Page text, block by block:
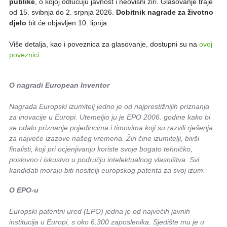
od 15. svibnja do 2. srpnja 2026. Dobitnik nagrade za životno
djelo bit će objavljen 10. lipnja.
Više detalja, kao i poveznica za glasovanje, dostupni su na ovoj
poveznici.
O nagradi European Inventor
Nagrada Europski izumitelj jedno je od najprestižnijih priznanja
za inovacije u Europi. Utemeljio ju je EPO 2006. godine kako bi
se odalo priznanje pojedincima i timovima koji su razvili rješenja
za najveće izazove našeg vremena. Žiri čine izumitelji, bivši
finalisti, koji pri ocjenjivanju koriste svoje bogato tehničko,
poslovno i iskustvo u području intelektualnog vlasništva. Svi
kandidati moraju biti nositelji europskog patenta za svoj izum.
O EPO-u
Europski patentni ured (EPO) jedna je od najvećih javnih
institucija u Europi, s oko 6.300 zaposlenika. Sjedište mu je u